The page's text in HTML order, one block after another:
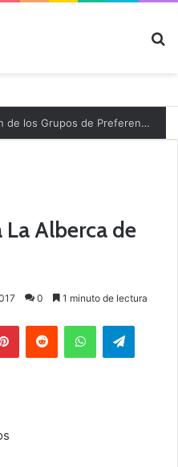
Ya se conoce la composición de los Grupos de Preferente y el calendario
Alberca de
0 1 minuto de lectura